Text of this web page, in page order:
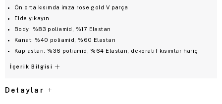
Ön orta kısımda imza rose gold V parça
Elde yıkayın
Body: %83 poliamid, %17 Elastan
Kanat: %40 poliamid, %60 Elastan
Kap astarı: %36 poliamid, %64 Elastan, dekoratif kısımlar hariç
İçerik Bilgisi
Detaylar